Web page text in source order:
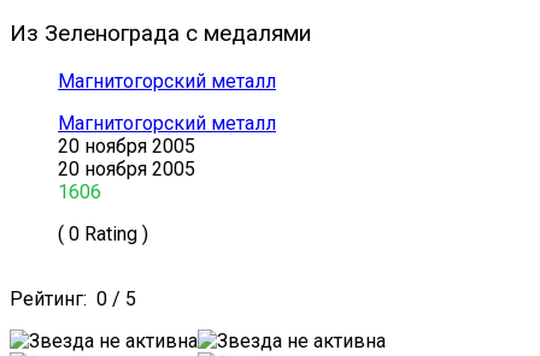
Из Зеленограда с медалями
Магнитогорский металл
Магнитогорский металл
20 ноября 2005
20 ноября 2005
1606
( 0 Rating )
Рейтинг: 0 / 5